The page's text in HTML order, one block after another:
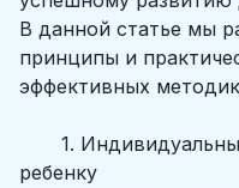
В данной статье мы
принципы и
эффективных
1.
ребенку